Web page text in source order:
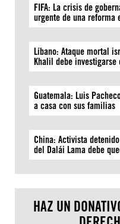
FIFA: La crisis de
urgente de una reforma
Líbano: Ataque mortal
Khalil debe
Guatemala: Luis
a casa con sus familias
China: Activista
del Dalái Lama debe
HAZ UN